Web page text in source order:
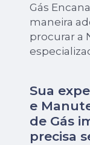
Gás
maneira
procurar a
Sua
e
de Gás
precisa